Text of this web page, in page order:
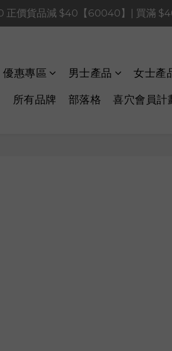
價貨品減 $120【1200120】| 買滿
正價貨品減 $40【60040】| 買滿
Payments FPS將於 2026 年
價貨品減 $120【1200120】| 買滿
優惠專區 男士產品 女士產
所有品牌 部落格 喜穴會員計